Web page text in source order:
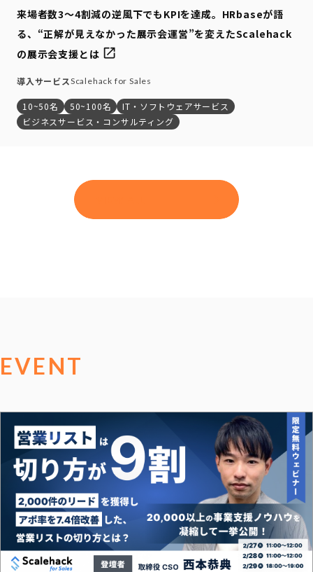
来場者数3〜4割減の逆風下でもKPIを達成。HRbaseが語
る、“正解が見えなかった展示会運営”を変えたScalehack
の展示会支援とは
導入サービスScalehack for Sales
10~50名 50~100名
IT・ソフトウェアサービス
ビジネスサービス・コンサルティング
EVENT